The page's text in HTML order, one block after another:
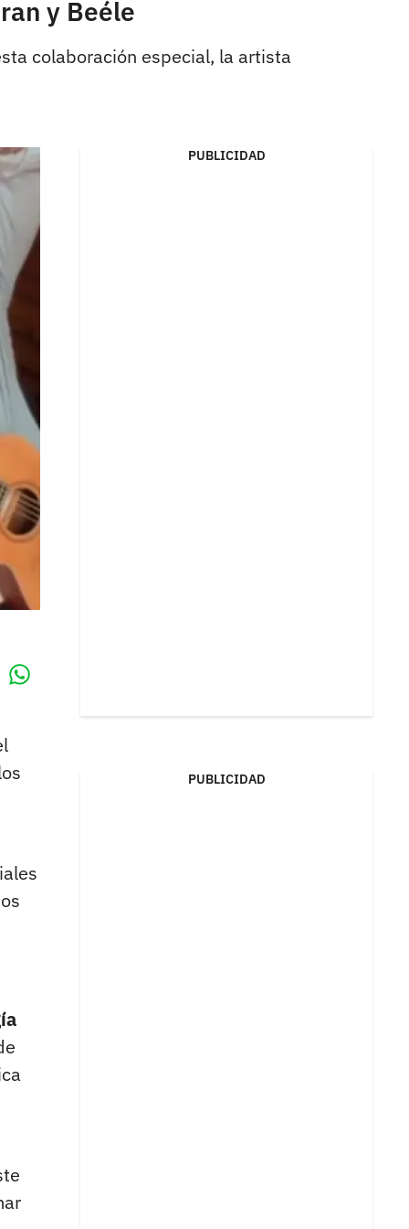
y Beéle
colaboración especial, la artista
PUBLICIDAD
PUBLICIDAD